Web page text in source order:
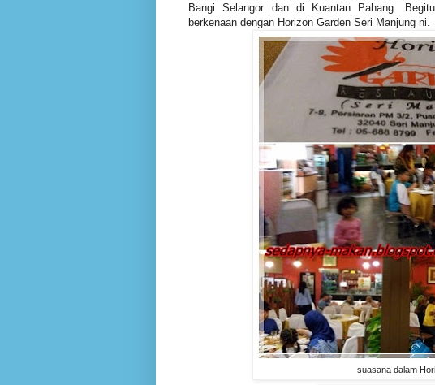
Bangi Selangor dan di Kuantan Pahang.
berkenaan dengan Horizon Garden Seri Manjung ni.
suasana dalam